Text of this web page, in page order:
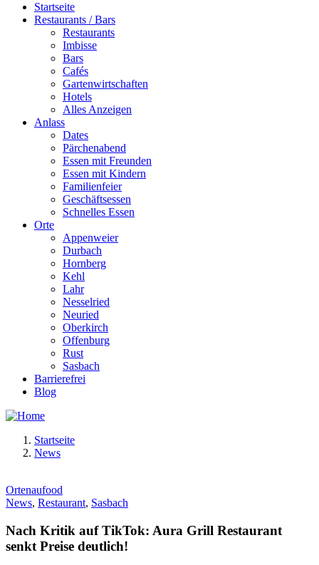
Startseite
Restaurants / Bars
Restaurants
Imbisse
Bars
Cafés
Gartenwirtschaften
Hotels
Alles Anzeigen
Anlass
Dates
Pärchenabend
Essen mit Freunden
Essen mit Kindern
Familienfeier
Geschäftsessen
Schnelles Essen
Orte
Appenweier
Durbach
Hornberg
Kehl
Lahr
Nesselried
Neuried
Oberkirch
Offenburg
Rust
Sasbach
Barrierefrei
Blog
Startseite
News
Ortenaufood
News, Restaurant, Sasbach
Nach Kritik auf TikTok: Aura Grill Restaurant
senkt Preise deutlich!